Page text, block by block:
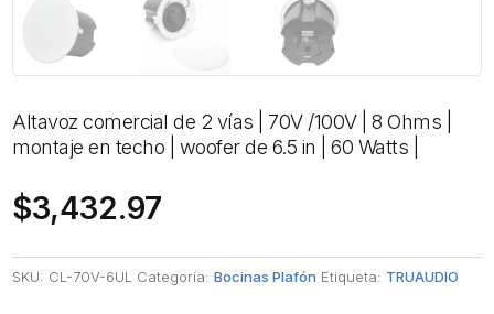
Altavoz comercial de 2 vías | 70V /100V | 8 Ohms |
montaje en techo | woofer de 6.5 in | 60 Watts |
$3,432.97
SKU: CL-70V-6UL Categoría:Bocinas Plafón Etiqueta: TRUAUDIO